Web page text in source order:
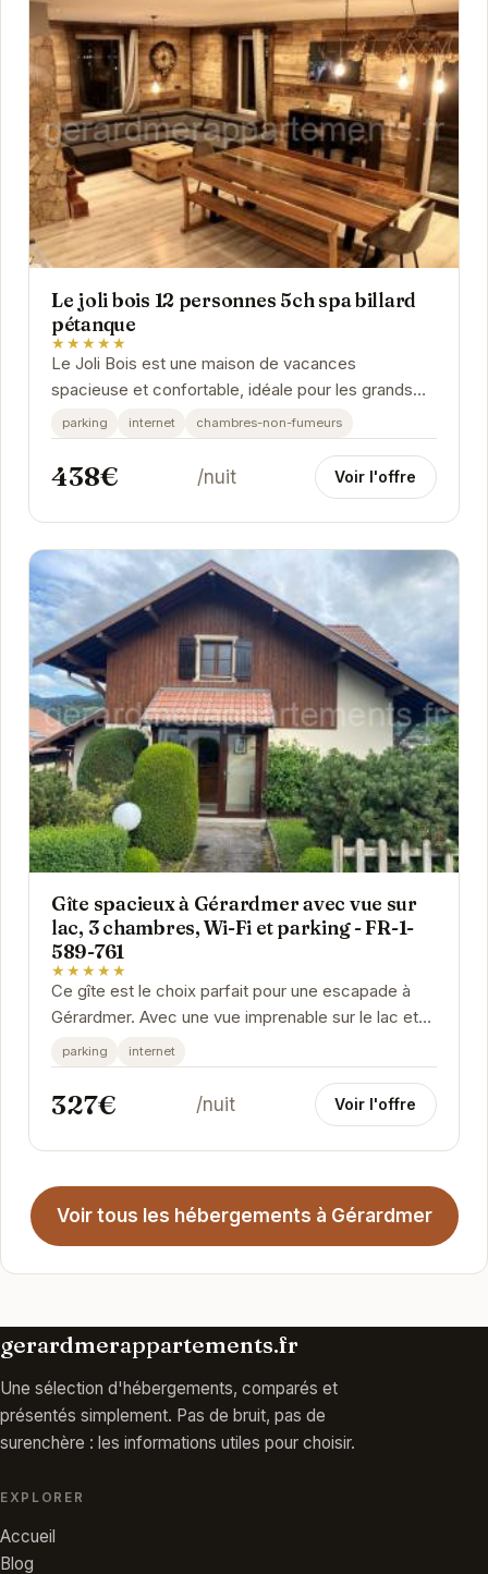
Le joli bois 12 personnes 5ch spa billard
pétanque
★★★★★
Le Joli Bois est une maison de vacances
spacieuse et confortable, idéale pour les grands
groupes. Profitez du spa pour vous détendre après
une...
parking internet chambres-non-fumeurs
438€ /nuit Voir l'offre
Gîte spacieux à Gérardmer avec vue sur
lac, 3 chambres, Wi-Fi et parking - FR-1-
589-761
★★★★★
Ce gîte est le choix parfait pour une escapade à
Gérardmer. Avec une vue imprenable sur le lac et
des équipements modernes, vous vous sentirez...
parking internet
327€ /nuit Voir l'offre
Voir tous les hébergements à Gérardmer
gerardmerappartements.fr
Une sélection d'hébergements, comparés et
présentés simplement. Pas de bruit, pas de
surenchère : les informations utiles pour choisir.
EXPLORER
Accueil
Blog